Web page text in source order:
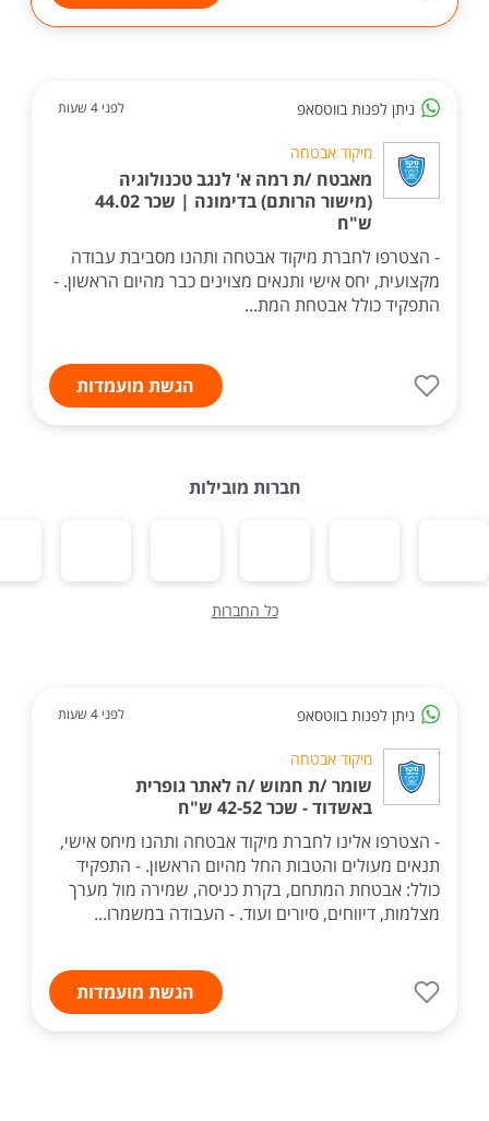
ניתן לפנות בווטסאפ לפני 4 שעות
מיקוד אבטחה
מאבטח /ת רמה א' לנגב טכנולוגיה
(מישור הרותם) בדימונה | שכר 44.02
ש"ח
- הצטרפו לחברת מיקוד אבטחה ותהנו מסביבת עבודה
מקצועית, יחס אישי ותנאים מצוינים כבר מהיום הראשון. -
התפקיד כולל אבטחת המת...
הגשת מועמדות
חברות מובילות
כל החברות
ניתן לפנות בווטסאפ לפני 4 שעות
מיקוד אבטחה
שומר /ת חמוש /ה לאתר גופרית
באשדוד - שכר 42-52 ש"ח
- הצטרפו אלינו לחברת מיקוד אבטחה ותהנו מיחס אישי,
תנאים מעולים והטבות החל מהיום הראשון. - התפקיד
כולל: אבטחת המתחם, בקרת כניסה, שמירה מול מערך
מצלמות, דיווחים, סיורים ועוד. - העבודה במשמרו...
הגשת מועמדות